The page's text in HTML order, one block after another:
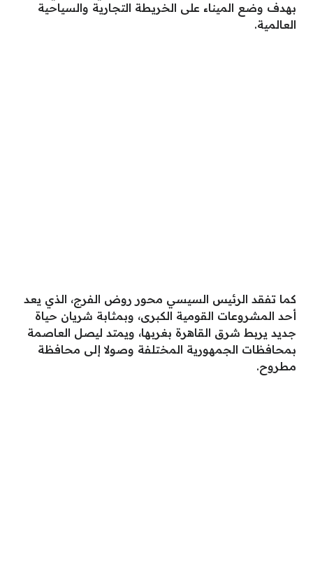
بهدف وضع الميناء على الخريطة التجارية والسياحية
العالمية.
كما تفقد الرئيس السيسي محور روض الفرج، الذي يعد
أحد المشروعات القومية الكبرى، وبمثابة شريان حياة
جديد يربط شرق القاهرة بغربها، ويمتد ليصل العاصمة
بمحافظات الجمهورية المختلفة وصولا إلى محافظة
مطروح.